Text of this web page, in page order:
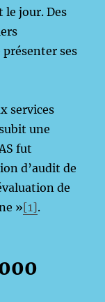
jour. Des
ses
services
une
fut
d’audit de
de
»[1].